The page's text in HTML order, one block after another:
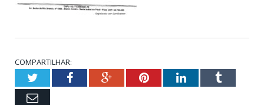
COMPARTILHAR:
TwitterFacebookGoogle+PinterestLinkedInTumblr
Email